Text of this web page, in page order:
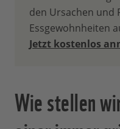
den Ursachen und
Essgewohnheiten
Jetzt kostenlos
Wie stellen